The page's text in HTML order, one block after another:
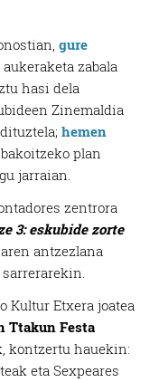
gure
zabala
hasi dela
Zinemaldia
hemen
plan
jarraian.
zentrora
3: eskubide zorte
antzezlana
sarrerarekin.
Kultur Etxera joatea
Ttakun Festa
kontzertu hauekin:
eta Sexpeares